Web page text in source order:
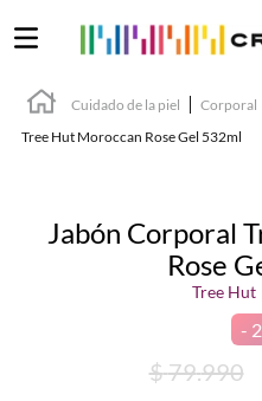
Cuidado de la piel Corporal
Tree Hut Moroccan Rose Gel 532ml
Jabón Corporal
Rose
Tree Hut
$79.990